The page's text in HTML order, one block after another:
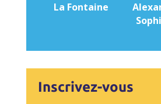
La Fontaine
Inscrivez-vous